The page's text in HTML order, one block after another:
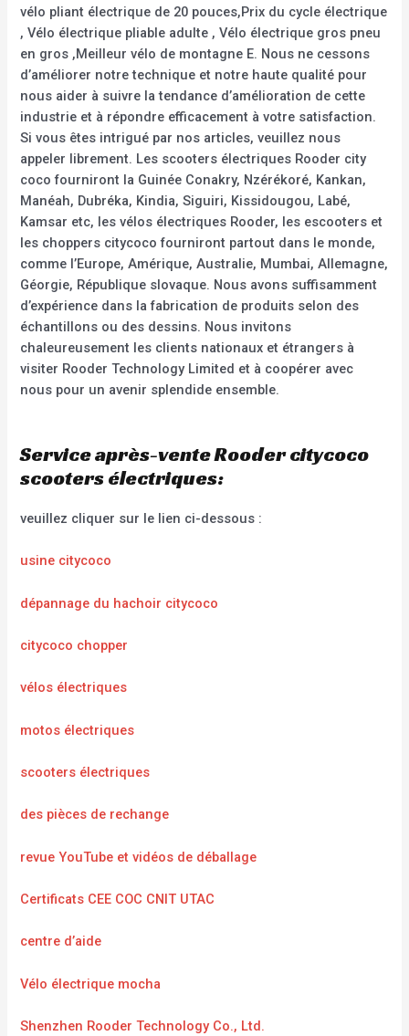
vélo pliant électrique de 20 pouces,Prix du cycle électrique
, Vélo électrique pliable adulte , Vélo électrique gros pneu
en gros ,Meilleur vélo de montagne E. Nous ne cessons
d’améliorer notre technique et notre haute qualité pour
nous aider à suivre la tendance d’amélioration de cette
industrie et à répondre efficacement à votre satisfaction.
Si vous êtes intrigué par nos articles, veuillez nous
appeler librement. Les scooters électriques Rooder city
coco fourniront la Guinée Conakry, Nzérékoré, Kankan,
Manéah, Dubréka, Kindia, Siguiri, Kissidougou, Labé,
Kamsar etc, les vélos électriques Rooder, les escooters et
les choppers citycoco fourniront partout dans le monde,
comme l’Europe, Amérique, Australie, Mumbai, Allemagne,
Géorgie, République slovaque. Nous avons suffisamment
d’expérience dans la fabrication de produits selon des
échantillons ou des dessins. Nous invitons
chaleureusement les clients nationaux et étrangers à
visiter Rooder Technology Limited et à coopérer avec
nous pour un avenir splendide ensemble.
Service après-vente Rooder citycoco
scooters électriques:
veuillez cliquer sur le lien ci-dessous :
usine citycoco
dépannage du hachoir citycoco
citycoco chopper
vélos électriques
motos électriques
scooters électriques
des pièces de rechange
revue YouTube et vidéos de déballage
Certificats CEE COC CNIT UTAC
centre d’aide
Vélo électrique mocha
Shenzhen Rooder Technology Co., Ltd.